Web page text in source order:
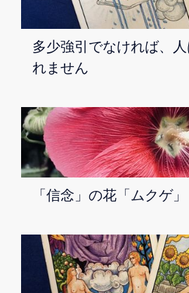
多少強引でなければ、人
れません
「信念」の花「ムクゲ」